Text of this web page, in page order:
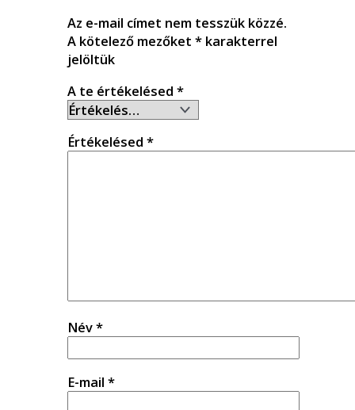
Az e-mail címet nem tesszük közzé.
A kötelező mezőket *karakterrel
jelöltük
A te értékelésed *
Értékelésed *
Név*
E-mail *